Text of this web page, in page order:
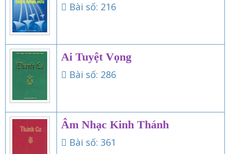
Bài số: 216
Ai Tuyệt Vọng
Bài số: 286
Âm Nhạc Kinh Thánh
Bài số: 361